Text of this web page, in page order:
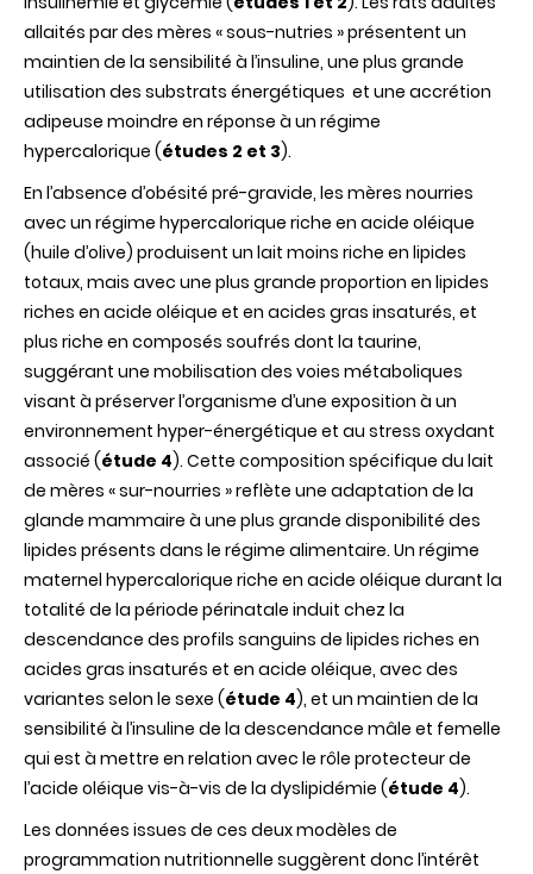
allaités par des mères « sous-nutries » présentent un
maintien de la sensibilité à l’insuline, une plus grande
utilisation des substrats énergétiques et une accrétion
adipeuse moindre en réponse à un régime
hypercalorique (études 2 et 3).
En l’absence d’obésité pré-gravide, les mères nourries
avec un régime hypercalorique riche en acide oléique
(huile d’olive) produisent un lait moins riche en lipides
totaux, mais avec une plus grande proportion en lipides
riches en acide oléique et en acides gras insaturés, et
plus riche en composés soufrés dont la taurine,
suggérant une mobilisation des voies métaboliques
visant à préserver l’organisme d’une exposition à un
environnement hyper-énergétique et au stress oxydant
associé (étude 4). Cette composition spécifique du lait
de mères « sur-nourries » reflète une adaptation de la
glande mammaire à une plus grande disponibilité des
lipides présents dans le régime alimentaire. Un régime
maternel hypercalorique riche en acide oléique durant la
totalité de la période périnatale induit chez la
descendance des profils sanguins de lipides riches en
acides gras insaturés et en acide oléique, avec des
variantes selon le sexe (étude 4), et un maintien de la
sensibilité à l’insuline de la descendance mâle et femelle
qui est à mettre en relation avec le rôle protecteur de
l’acide oléique vis-à-vis de la dyslipidémie (étude 4).
Les données issues de ces deux modèles de
programmation nutritionnelle suggèrent donc l’intérêt